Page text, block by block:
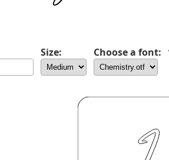
Size: Choose a font: